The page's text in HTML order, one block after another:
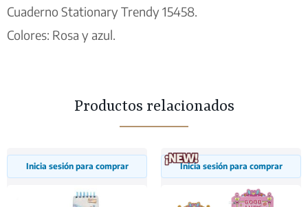
Cuaderno Stationary Trendy 15458.
Colores: Rosa y azul.
Productos relacionados
Inicia sesión para comprar Inicia sesión para comprar